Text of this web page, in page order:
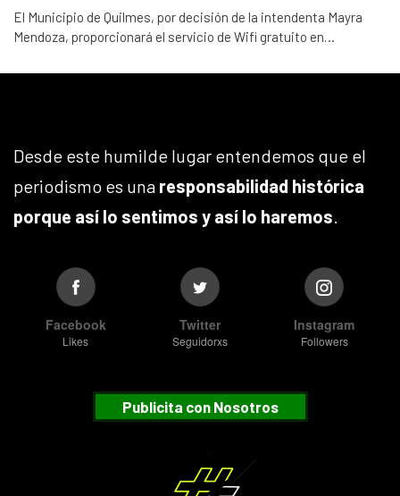
El Municipio de Quilmes, por decisión de la intendenta Mayra
Mendoza, proporcionará el servicio de Wifi gratuito en…
Desde este humilde lugar entendemos que el
periodismo es una responsabilidad histórica
porque así lo sentimos y así lo haremos.
Facebook
Likes
Twitter
Seguidorxs
Instagram
Followers
Publicita con Nosotros